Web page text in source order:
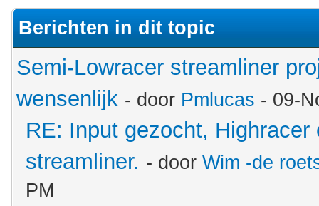
Berichten in dit topic
Semi-Lowracer streamliner
wensenlijk - door Pmlucas - 09-
RE: Input gezocht, Highracer
streamliner. - door Wim -de
PM